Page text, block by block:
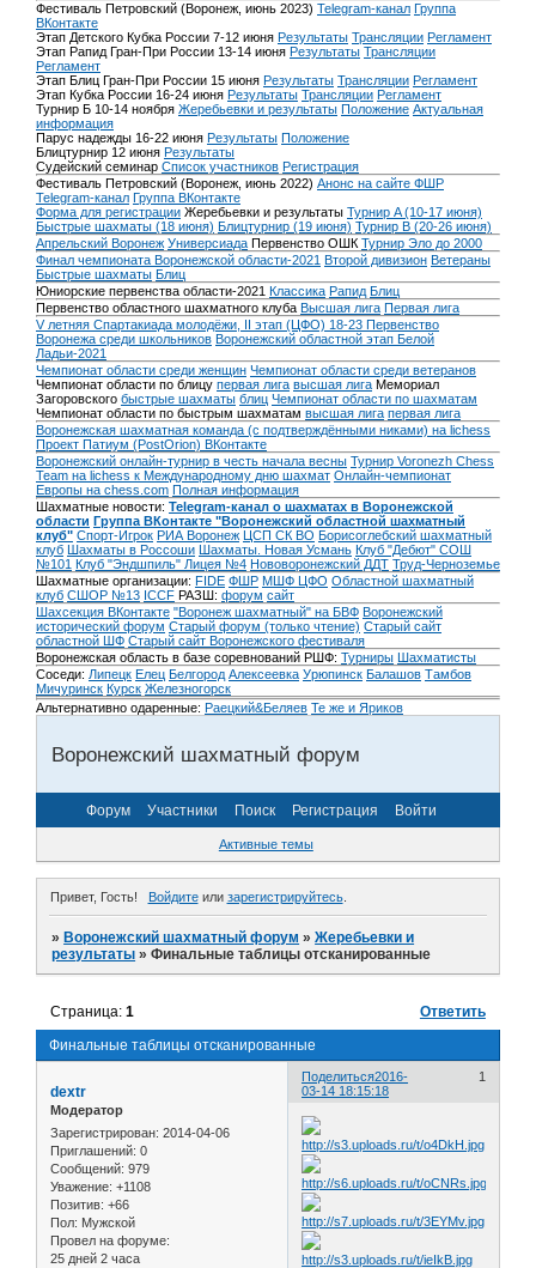
Фестиваль Петровский (Воронеж, июнь 2023) Telegram-канал Группа
ВКонтакте
Этап Детского Кубка России 7-12 июня Результаты Трансляции Регламент
Этап Рапид Гран-При России 13-14 июня Результаты Трансляции
Регламент
Этап Блиц Гран-При России 15 июня Результаты Трансляции Регламент
Этап Кубка России 16-24 июня Результаты Трансляции Регламент
Турнир Б 10-14 ноября Жеребьевки и результаты Положение Актуальная
информация
Парус надежды 16-22 июня Результаты Положение
Блицтурнир 12 июня Результаты
Судейский семинар Список участников Регистрация
Фестиваль Петровский (Воронеж, июнь 2022) Анонс на сайте ФШР
Telegram-канал Группа ВКонтакте
Форма для регистрации Жеребьевки и результаты Турнир A (10-17 июня)
Быстрые шахматы (18 июня) Блицтурнир (19 июня) Турнир B (20-26 июня)
Апрельский Воронеж Универсиада Первенство ОШК Турнир Эло до 2000
Финал чемпионата Воронежской области-2021 Второй дивизион Ветераны
Быстрые шахматы Блиц
Юниорские первенства области-2021 Классика Рапид Блиц
Первенство областного шахматного клуба Высшая лига Первая лига
V летняя Спартакиада молодёжи, II этап (ЦФО) 18-23 Первенство
Воронежа среди школьников Воронежский областной этап Белой
Ладьи-2021
Чемпионат области среди женщин Чемпионат области среди ветеранов
Чемпионат области по блицу первая лига высшая лига Мемориал
Загоровского быстрые шахматы блиц Чемпионат области по шахматам
Чемпионат области по быстрым шахматам высшая лига первая лига
Воронежская шахматная команда (с подтверждёнными никами) на lichess
Проект Патиум (PostOrion) ВКонтакте
Воронежский онлайн-турнир в честь начала весны Турнир Voronezh Chess
Team на lichess к Международному дню шахмат Онлайн-чемпионат
Европы на chess.com Полная информация
Шахматные новости: Telegram-канал о шахматах в Воронежской
области Группа ВКонтакте "Воронежский областной шахматный
клуб" Спорт-Игрок РИА Воронеж ЦСП СК ВО Борисоглебский шахматный
клуб Шахматы в Россоши Шахматы. Новая Усмань Клуб "Дебют" СОШ
№101 Клуб "Эндшпиль" Лицея №4 Нововоронежский ДДТ Труд-Черноземье
Шахматные организации: FIDE ФШР МШФ ЦФО Областной шахматный
клуб СШОР №13 ICCF РАЗШ: форум сайт
Шахсекция ВКонтакте "Воронеж шахматный" на БВФ Воронежский
исторический форум Cтарый форум (только чтение) Старый сайт
областной ШФ Старый сайт Воронежского фестиваля
Воронежская область в базе соревнований РШФ: Турниры Шахматисты
Соседи: Липецк Елец Белгород Алексеевка Урюпинск Балашов Тамбов
Мичуринск Курск Железногорск
Альтернативно одаренные: Раецкий&Беляев Те же и Яриков
Воронежский шахматный форум
Форум Участники Поиск Регистрация Войти
Активные темы
Привет, Гость! Войдитеили зарегистрируйтесь.
»Воронежский шахматный форум »Жеребьевки и
результаты »Финальные таблицы отсканированные
Финальные таблицы отсканированные
Страница:1 Ответить
Поделиться 1
2016-
03-14 18:15:18
dextr
Модератор
Зарегистрирован: 2014-04-06
Приглашений: 0
Сообщений: 979
Уважение: +1108
Позитив: +66
Пол: Мужской
Провел на форуме:
25 дней 2 часа